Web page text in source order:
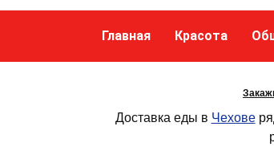
Главная Красота
Доставка еды в Чехове